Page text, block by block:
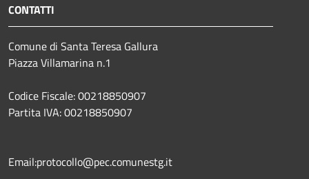
CONTATTI
Comune di Santa Teresa Gallura
Piazza Villamarina n.1
Codice Fiscale: 00218850907
Partita IVA: 00218850907
Email:protocollo@pec.comunestg.it